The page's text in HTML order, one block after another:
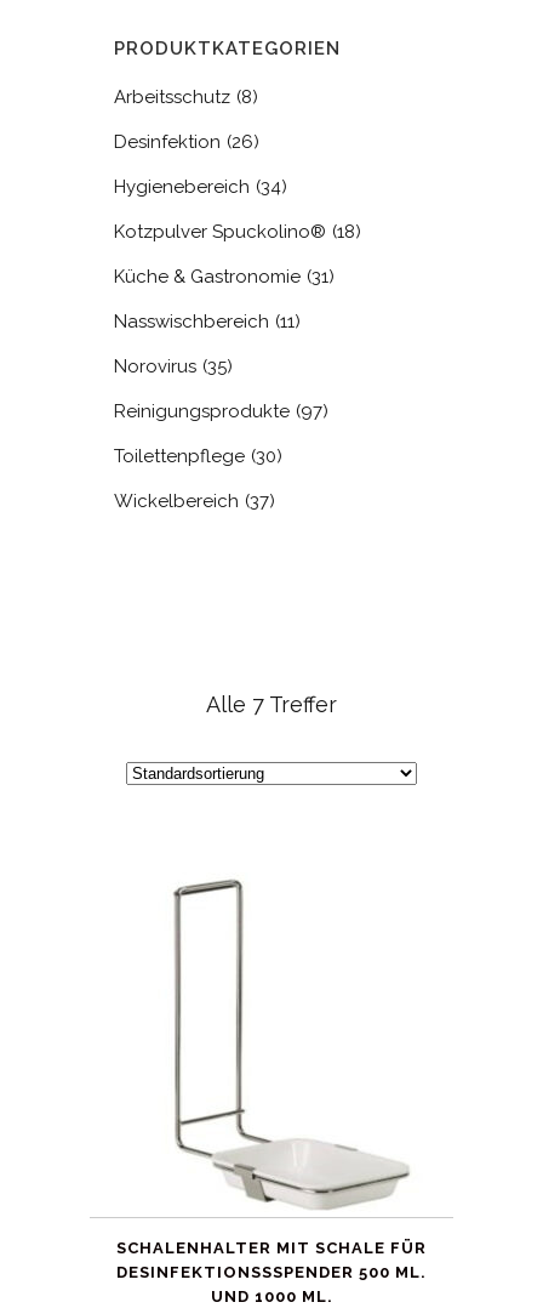
PRODUKTKATEGORIEN
Arbeitsschutz (8)
Desinfektion (26)
Hygienebereich (34)
Kotzpulver Spuckolino® (18)
Küche & Gastronomie (31)
Nasswischbereich (11)
Norovirus (35)
Reinigungsprodukte (97)
Toilettenpflege (30)
Wickelbereich (37)
Alle 7 Treffer
SCHALENHALTER MIT SCHALE FÜR
DESINFEKTIONSSSPENDER 500 ML.
UND 1000 ML.